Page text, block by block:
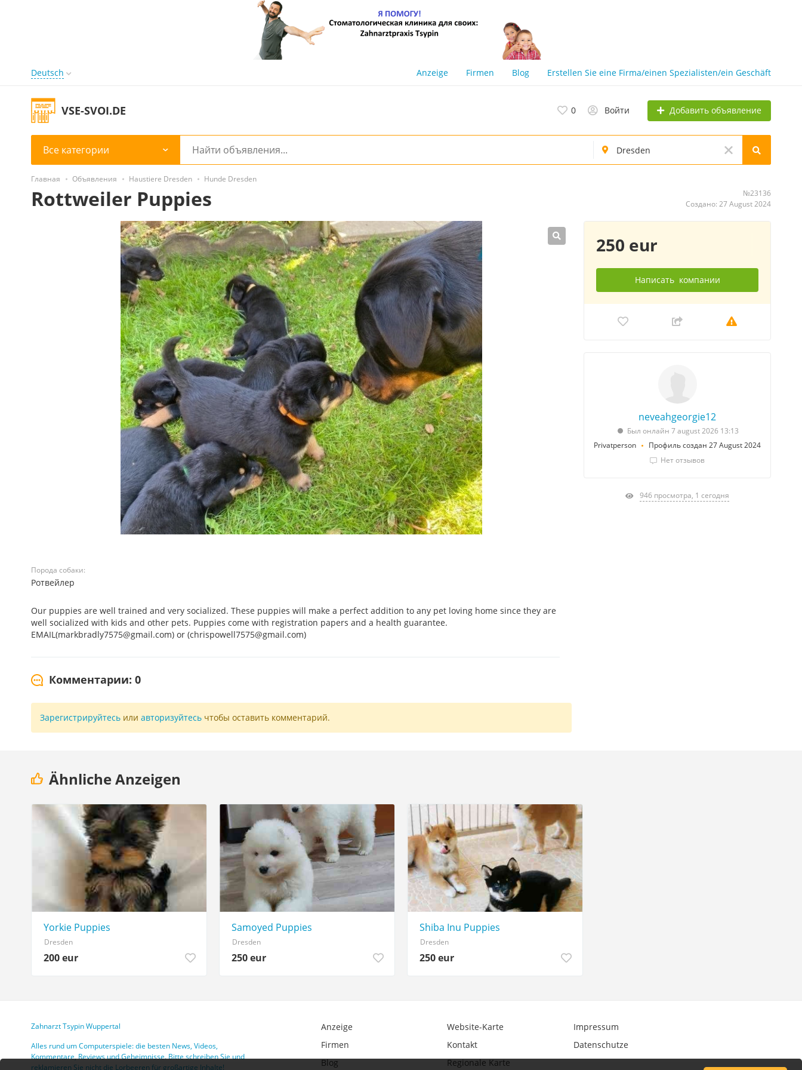
Deutsch Anzeige Firmen Blog Erstellen Sie eine Firma/einen Spezialisten/ein Geschäft
VSE-SVOI.DE 0 Войти Добавить объявление
Все категории
Главная Объявления Haustiere Dresden Hunde Dresden
Rottweiler Puppies
№23136
Создано: 27 August 2024
Порода собаки:
Ротвейлер
Our puppies are well trained and very socialized. These puppies will make a perfect addition to any pet loving home since they are
well socialized with kids and other pets. Puppies come with registration papers and a health guarantee.
EMAIL(markbradly7575@gmail.com) or (chrispowell7575@gmail.com)
Комментарии: 0
Зарегистрируйтесь или авторизуйтесь чтобы оставить комментарий.
250 eur
Написать компании
neveahgeorgie12
Был онлайн 7 august 2026 13:13
Privatperson
Профиль создан 27 August 2024
Нет отзывов
946 просмотра, 1 сегодня
Ähnliche Anzeigen
Yorkie Puppies
Dresden
200 eur
Samoyed Puppies
Dresden
250 eur
Shiba Inu Puppies
Dresden
250 eur
Zahnarzt Tsypin Wuppertal
Alles rund um Computerspiele: die besten News, Videos,
Kommentare, Reviews und Geheimnisse. Bitte schreiben Sie und
reklamieren Sie nicht die Lorbeeren für großartige Inhalte!
Anzeige
Firmen
Blog
Website-Karte
Kontakt
Regionale Karte
Impressum
Datenschutze